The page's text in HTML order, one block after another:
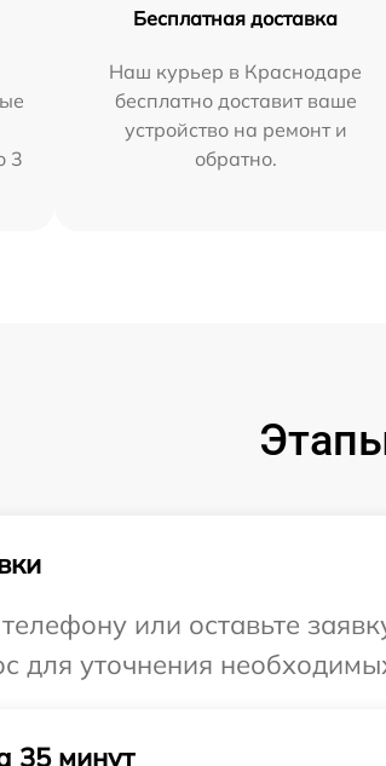
3
Бесплатная доставка
Наш курьер в Краснодаре
бесплатно доставит ваше
устройство на ремонт и
обратно.
или оставьте
для уточнения
35 минут